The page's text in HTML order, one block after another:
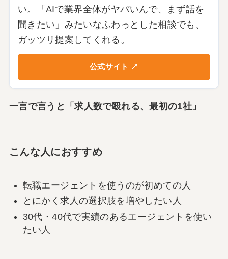
い。「AIで業界全体がヤバいんで、まず話を
聞きたい」みたいなふわっとした相談でも、
ガッツリ提案してくれる。
公式サイト ↗
一言で言うと「求人数で殴れる、最初の1社」
こんな人におすすめ
転職エージェントを使うのが初めての人
とにかく求人の選択肢を増やしたい人
30代・40代で実績のあるエージェントを使い
たい人